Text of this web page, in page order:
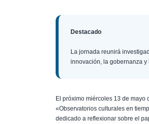
Destacado
La jornada reunirá
innovación, la gobernanza y
El próximo miércoles 13 de mayo
«Observatorios culturales en
dedicado a reflexionar sobre el